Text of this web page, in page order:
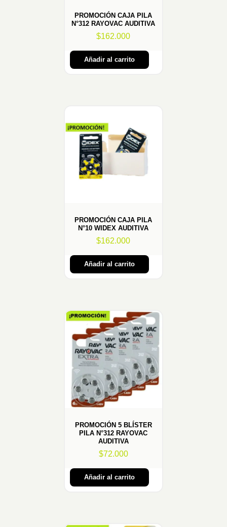
PROMOCIÓN CAJA PILA
N°312 RAYOVAC AUDITIVA
$162.000
Añadir al carrito
PROMOCIÓN CAJA PILA
N°10 WIDEX AUDITIVA
$162.000
Añadir al carrito
PROMOCIÓN 5 BLÍSTER
PILA N°312 RAYOVAC
AUDITIVA
$72.000
Añadir al carrito